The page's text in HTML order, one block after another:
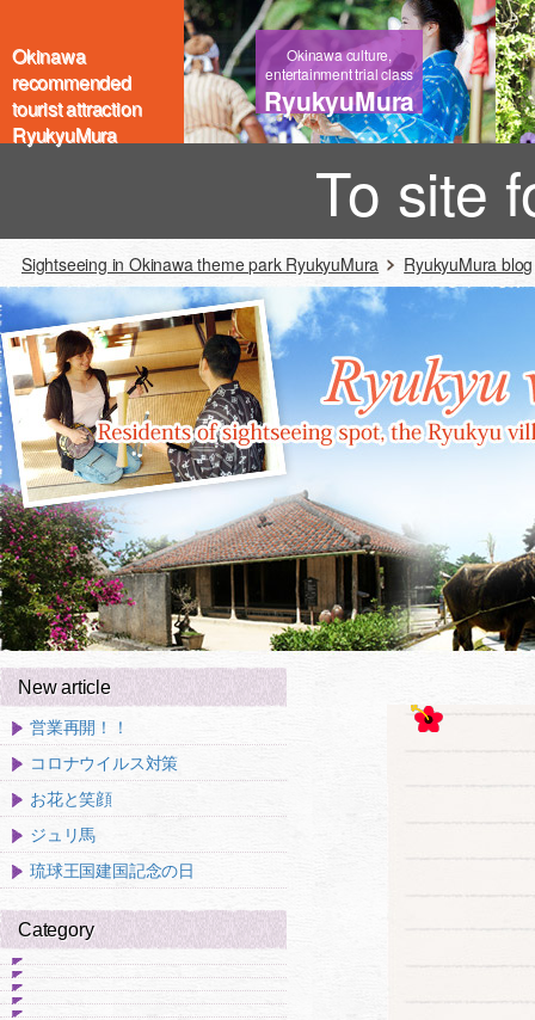
Okinawa
recommended
tourist attraction
RyukyuMura
Okinawa culture,
entertainment trial class
RyukyuMura
To site
Sightseeing in Okinawa theme park RyukyuMura RyukyuMura blog
New article
営業再開！！
コロナウイルス対策
お花と笑顔
ジュリ馬
琉球王国建国記念の日
Category